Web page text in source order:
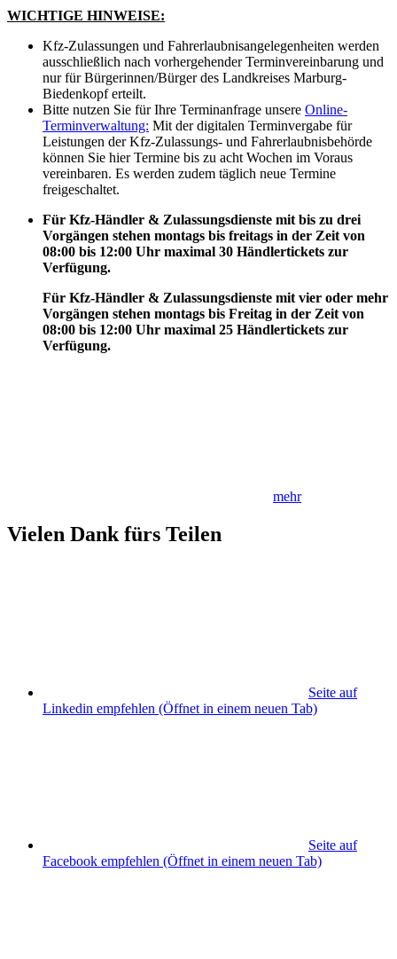
WICHTIGE HINWEISE:
Kfz-Zulassungen und Fahrerlaubnisangelegenheiten werden
ausschließlich nach vorhergehender Terminvereinbarung und
nur für Bürgerinnen/Bürger des Landkreises Marburg-
Biedenkopf erteilt.
Bitte nutzen Sie für Ihre Terminanfrage unsere Online-
Terminverwaltung: Mit der digitalen Terminvergabe für
Leistungen der Kfz-Zulassungs- und Fahrerlaubnisbehörde
können Sie hier Termine bis zu acht Wochen im Voraus
vereinbaren. Es werden zudem täglich neue Termine
freigeschaltet.
Für Kfz-Händler & Zulassungsdienste mit bis zu drei
Vorgängen stehen montags bis freitags in der Zeit von
08:00 bis 12:00 Uhr maximal 30 Händlertickets zur
Verfügung.
Für Kfz-Händler & Zulassungsdienste mit vier oder mehr
Vorgängen stehen montags bis Freitag in der Zeit von
08:00 bis 12:00 Uhr maximal 25 Händlertickets zur
Verfügung.
mehr
Vielen Dank fürs Teilen
Seite auf
Linkedin empfehlen (Öffnet in einem neuen Tab)
Seite auf
Facebook empfehlen (Öffnet in einem neuen Tab)